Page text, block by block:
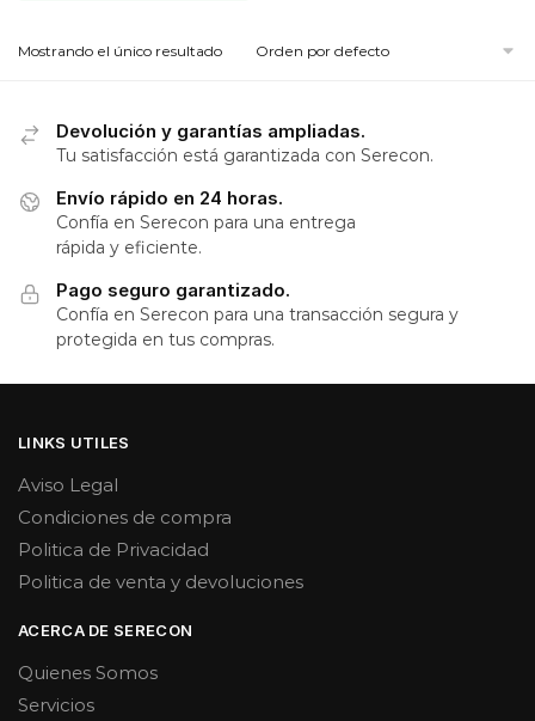
Mostrando el único resultado
Devolución y garantías ampliadas.
Tu satisfacción está garantizada con Serecon.
Envío rápido en 24 horas.
Confía en Serecon para una entrega
rápida y eficiente.
Pago seguro garantizado.
Confía en Serecon para una transacción segura y
protegida en tus compras.
LINKS UTILES
Aviso Legal
Condiciones de compra
Politica de Privacidad
Politica de venta y devoluciones
ACERCA DE SERECON
Quienes Somos
Servicios